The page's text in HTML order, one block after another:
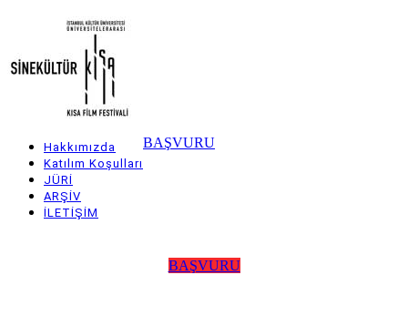
content
Main
navigation
Hakkımızda
Katılım Koşulları
JÜRİ
ARŞİV
İLETİŞİM
BAŞVURU
BAŞVURU